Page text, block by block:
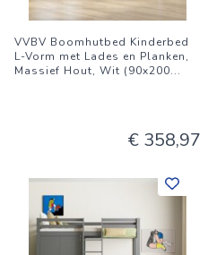
VVBV Boomhutbed Kinderbed
L-Vorm met Lades en Planken,
Massief Hout, Wit (90x200...
€ 358,97